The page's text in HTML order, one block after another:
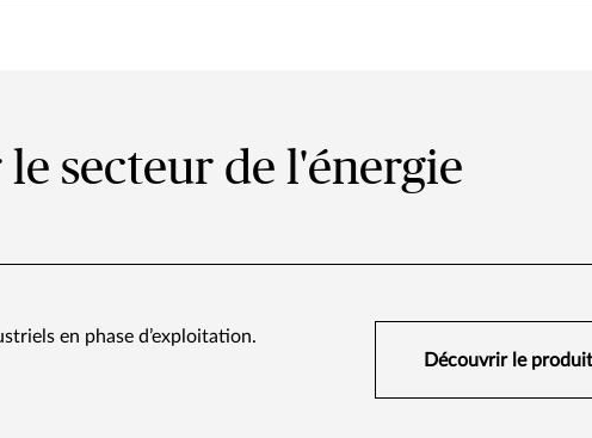
secteur de l'énergie
en phase d’exploitation.
Découvrir le produit​